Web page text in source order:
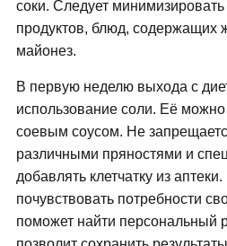
соки. Следует
продуктов, блюд, содержащих
майонез.
В первую неделю выхода с
использование соли. Её можно
соевым соусом. Не
различными пряностями и
добавлять клетчатку из
почувствовать потребности
поможет найти персональный